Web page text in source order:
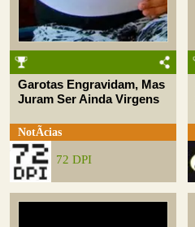
Garotas Engravidam, Mas
Juram Ser Ainda Virgens
NotÃ­cias
72 DPI